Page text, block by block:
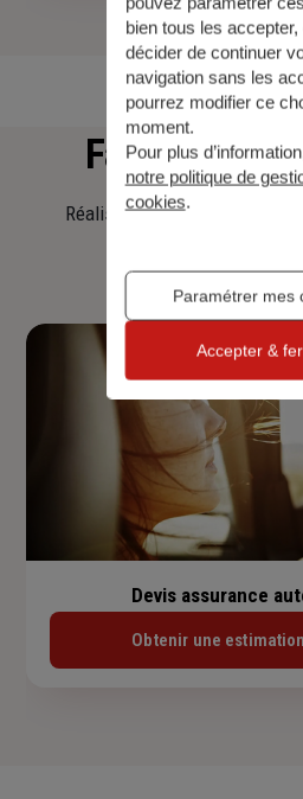
Faitesune
Réalisez une simulation
Devis assurance
Obtenir une estimation
bien tous les accepter,
décider de continuer
navigation sans les
pourrez modifier ce
moment.
Pour plus
notre politique de
cookies.
Paramétrer mes
Accepter &